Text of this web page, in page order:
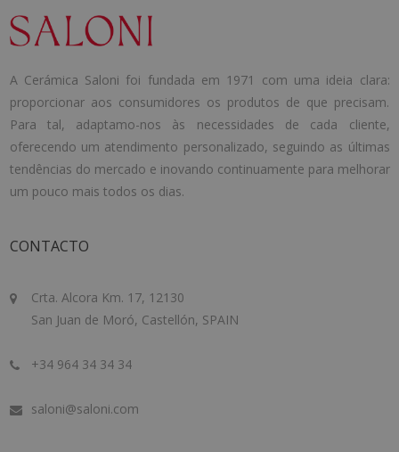
A Cerámica Saloni foi fundada em 1971 com uma ideia clara:
proporcionar aos consumidores os produtos de que precisam.
Para tal, adaptamo-nos às necessidades de cada cliente,
oferecendo um atendimento personalizado, seguindo as últimas
tendências do mercado e inovando continuamente para melhorar
um pouco mais todos os dias.
CONTACTO
Crta. Alcora Km. 17, 12130
San Juan de Moró, Castellón, SPAIN
+34 964 34 34 34
saloni@saloni.com